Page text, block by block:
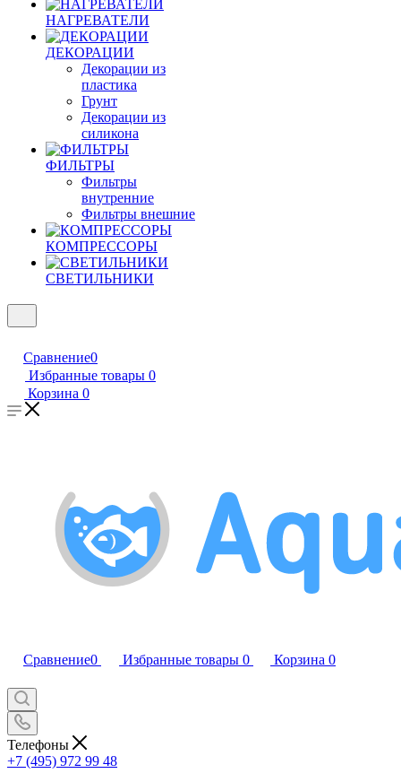
НАГРЕВАТЕЛИ
ДЕКОРАЦИИ
Декорации из
пластика
Грунт
Декорации из
силикона
ФИЛЬТРЫ
Фильтры
внутренние
Фильтры внешние
КОМПРЕССОРЫ
СВЕТИЛЬНИКИ
Сравнение0
Избранные товары 0
Корзина 0
Сравнение0 Избранные товары 0 Корзина 0
Телефоны
+7 (495) 972 99 48